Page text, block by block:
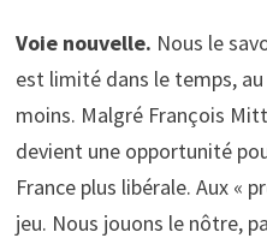
Voie nouvelle. Nous le
est limité dans le temps,
moins. Malgré François
devient une opportunité
France plus libérale. Aux «
jeu. Nous jouons le nôtre,